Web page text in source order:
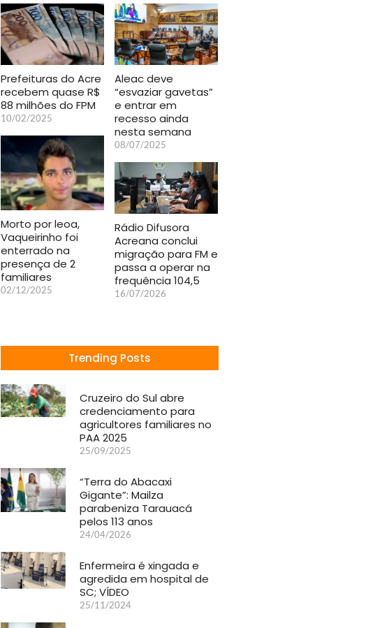
Prefeituras do Acre
recebem quase R$
88 milhões do FPM
10/02/2025
Aleac deve
“esvaziar gavetas”
e entrar em
recesso ainda
nesta semana
08/07/2025
Morto por leoa,
Vaqueirinho foi
enterrado na
presença de 2
familiares
02/12/2025
Rádio Difusora
Acreana conclui
migração para FM e
passa a operar na
frequência 104,5
16/07/2026
Trending Posts
Cruzeiro do Sul abre
credenciamento para
agricultores familiares no
PAA 2025
25/09/2025
“Terra do Abacaxi
Gigante”: Mailza
parabeniza Tarauacá
pelos 113 anos
24/04/2026
Enfermeira é xingada e
agredida em hospital de
SC; VÍDEO
25/11/2024